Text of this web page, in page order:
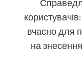
вчасно для
на